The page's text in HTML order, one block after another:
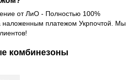
от ЛиО - Полностью 100%
платежом Укрпочтой. Мы
комбинезоны